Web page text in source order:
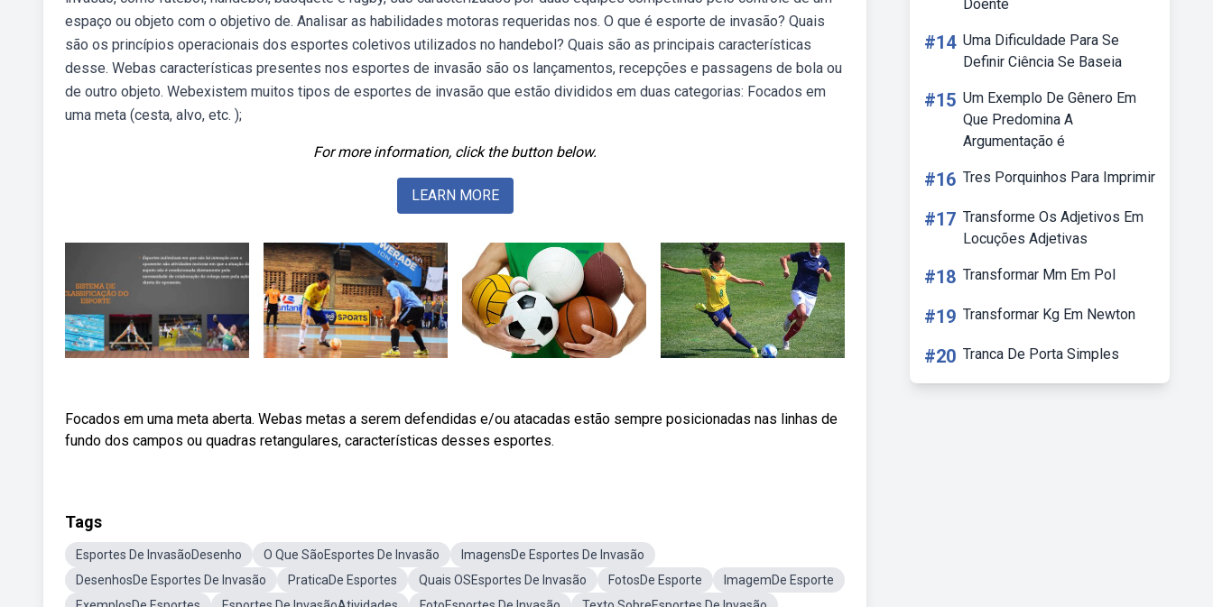
espaço ou objeto com o objetivo de. Analisar as habilidades motoras requeridas nos. O que é esporte de invasão? Quais
são os princípios operacionais dos esportes coletivos utilizados no handebol? Quais são as principais características
desse. Webas características presentes nos esportes de invasão são os lançamentos, recepções e passagens de bola ou
de outro objeto. Webexistem muitos tipos de esportes de invasão que estão divididos em duas categorias: Focados em
uma meta (cesta, alvo, etc. );
For more information, click the button below.
LEARN MORE
Focados em uma meta aberta. Webas metas a serem defendidas e/ou atacadas estão sempre posicionadas nas linhas de
fundo dos campos ou quadras retangulares, características desses esportes.
Tags
Esportes De InvasãoDesenho O Que SãoEsportes De Invasão
ImagensDe Esportes De Invasão
DesenhosDe Esportes De Invasão
PraticaDe Esportes Quais OSEsportes De Invasão FotosDe Esporte
ImagemDe Esporte
Doente
#14 Uma Dificuldade Para Se
Definir Ciência Se Baseia
#15 Um Exemplo De Gênero Em
Que Predomina A
Argumentação é
#16 Tres Porquinhos Para Imprimir
#17 Transforme Os Adjetivos Em
Locuções Adjetivas
#18 Transformar Mm Em Pol
#19 Transformar Kg Em Newton
#20 Tranca De Porta Simples